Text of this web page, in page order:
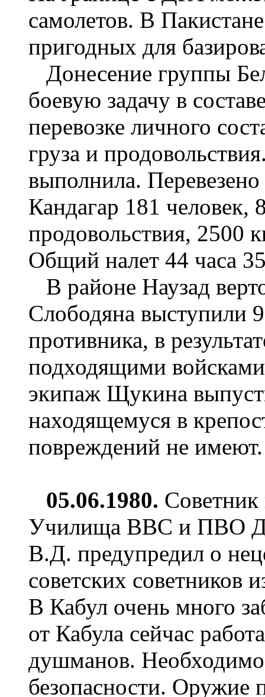
самолетов. В
пригодных для
Донесение группы
боевую задачу в
перевозке личного
груза и
выполнила.
Кандагар 181 человек,
продовольствия, 2500
Общий налет 44 часа
В районе Наузад
Слободяна
противника, в
подходящими
экипаж Щукина
находящемуся в
повреждений не
05.06.1980. Советник
Училища ВВС и ПВО
В.Д. предупредил о
советских советников
В Кабул очень много
от Кабула сейчас
душманов.
безопасности. Оружие